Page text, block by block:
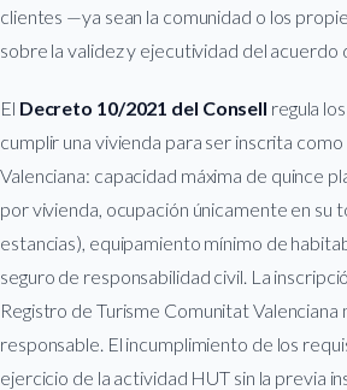
clientes —ya sean la comunidad o los
sobre la validez y ejecutividad del acuerdo
El Decreto 10/2021 del Consell regula
cumplir una vivienda para ser inscrita
Valenciana: capacidad máxima de quince
por vivienda, ocupación únicamente en su
estancias), equipamiento mínimo de
seguro de responsabilidad civil. La
Registro de Turisme Comunitat
responsable. El incumplimiento de los
ejercicio de la actividad HUT sin la previa